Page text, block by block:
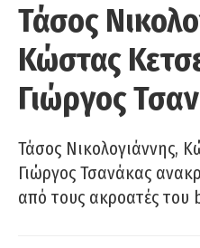
Τάσος
Κώστας
Γιώργος
Τάσος Νικολογιάννης,
Γιώργος Τσανάκας
από τους ακροατές του